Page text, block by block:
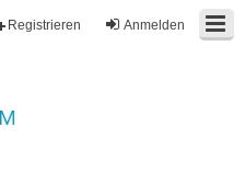
Anmelden
Registrieren